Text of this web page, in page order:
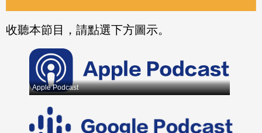
收聽本節目，請點選下方圖示。
Apple Podcast